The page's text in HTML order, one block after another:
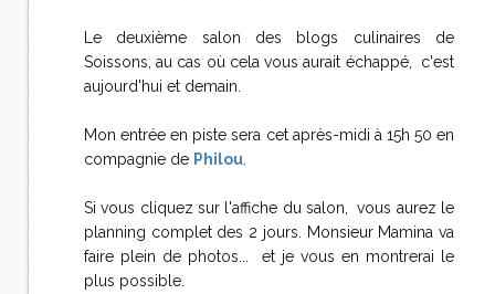
Le deuxième salon des blogs culinaires de
Soissons, au cas où cela vous aurait échappé, c'est
aujourd'hui et demain.
Mon entrée en piste sera cet après-midi à 15h 50 en
compagnie de Philou
Si vous cliquez sur l'affiche du salon, vous aurez le
planning complet des 2 jours. Monsieur Mamina va
faire plein de photos... et je vous en montrerai le
plus possible.